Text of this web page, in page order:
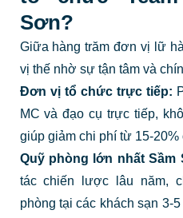
Sơn?
Giữa hàng trăm đơn vị lữ
vị thế nhờ sự tận tâm và
Đơn vị tổ chức trực tiếp:
MC và đạo cụ trực tiếp,
giúp giảm chi phí từ 15-20%
Quỹ phòng lớn nhất Sầm
tác chiến lược lâu năm,
phòng tại các khách sạn 3-